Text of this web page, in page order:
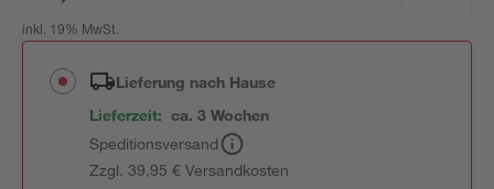
inkl. 19% MwSt.
Lieferung nach Hause
Lieferzeit: ca. 3 Wochen
Speditionsversand
Zzgl. 39,95 € Versandkosten